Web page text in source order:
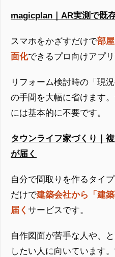
magicplan｜AR実測で既
スマホをかざすだけで部
面化できるプロ向けアプリ
リフォーム検討時の「現
の手間を大幅に省けます
には基本的に不要です。
タウンライフ家づくり｜
が届く
自分で間取りを作るタイ
だけで建築会社から「建
届く サービスです。
自作図面が苦手な人や、
したい人に向いています